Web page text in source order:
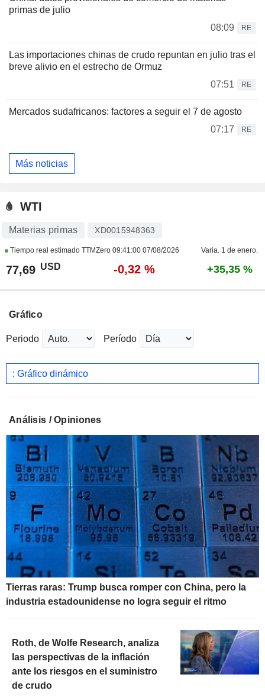
primas de julio
08:09
RE
Las importaciones chinas de crudo repuntan en julio tras el
breve alivio en el estrecho de Ormuz
07:51
RE
Mercados sudafricanos: factores a seguir el 7 de agosto
07:17
RE
Más noticias
WTI
Materias primas XD0015948363
Tiempo real estimado TTMZero 09:41:00 07/08/2026 Varia. 1 de enero.
77,69 USD -0,32 % +35,35 %
Gráfico
Periodo Período
: Gráfico dinámico
Análisis / Opiniones
Tierras raras: Trump busca romper con China, pero la
industria estadounidense no logra seguir el ritmo
Roth, de Wolfe Research, analiza
las perspectivas de la inflación
ante los riesgos en el suministro
de crudo